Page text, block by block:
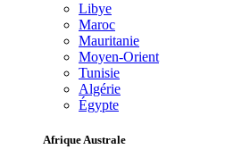
Libye
Maroc
Mauritanie
Moyen-Orient
Tunisie
Algérie
Égypte
Afrique Australe